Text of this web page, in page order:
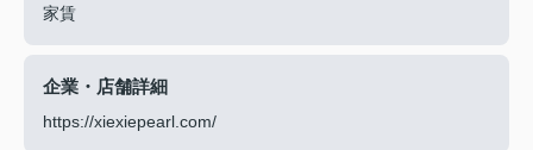
家賃
企業・店舗詳細
https://xiexiepearl.com/